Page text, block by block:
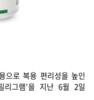
으로 복용 편리성을 높인
리그램’을 지난 6월 2일